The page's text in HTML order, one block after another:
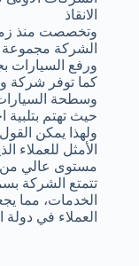
الانقاذ
وتخصصت منذ
الشركة
ورفع السيارات
كما توفر شركة
وسطحة
حيث تهتم بتلبية
ولهذا يمكن
الأمثل
مستوى عالي من
تتمتع الشركة
الخدمات، مما
العملاء في دولة